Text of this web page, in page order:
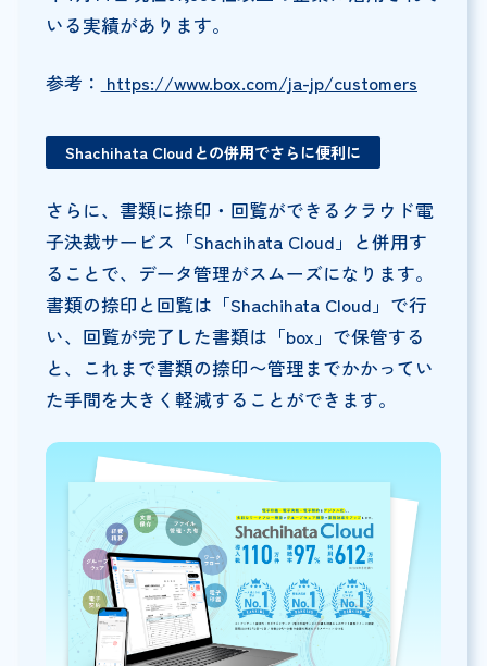
いる実績があります。
参考： https://www.box.com/ja-jp/customers
Shachihata Cloudとの併用でさらに便利に
さらに、書類に捺印・回覧ができるクラウド電
子決裁サービス「Shachihata Cloud」と併用す
ることで、データ管理がスムーズになります。
書類の捺印と回覧は「Shachihata Cloud」で行
い、回覧が完了した書類は「box」で保管する
と、これまで書類の捺印〜管理までかかってい
た手間を大きく軽減することができます。